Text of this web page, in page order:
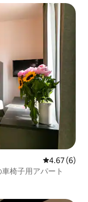
レビュー6
4.67 (6)
椅子用アパート